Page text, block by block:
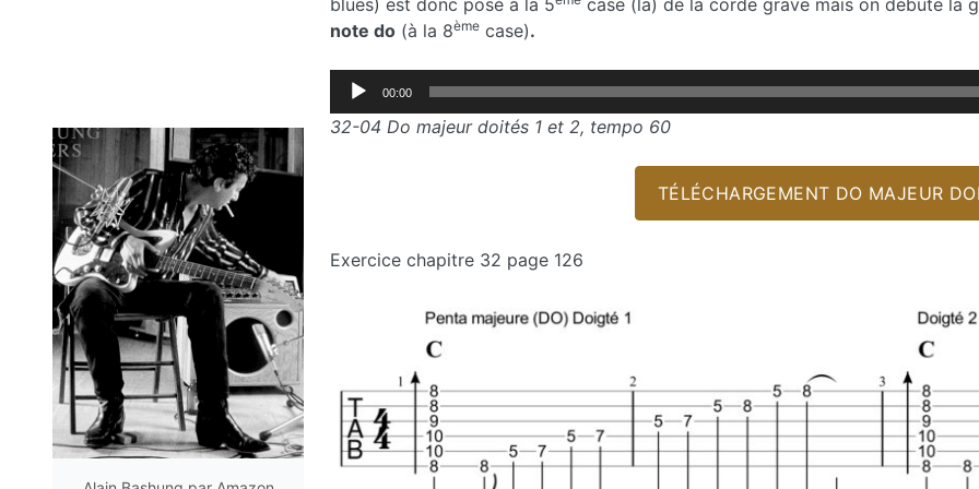
note do (à la 8ème case).
Lecteur00:00
32-04 Do majeur doités 1 et 2, tempo 60
TÉLÉCHARGEMENT DO MAJEUR
Exercice chapitre 32 page 126